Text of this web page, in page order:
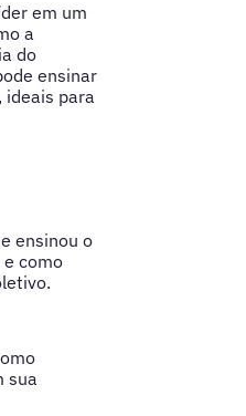
em um
a
do
ensinar
ideais para
ensinou o
como
sua